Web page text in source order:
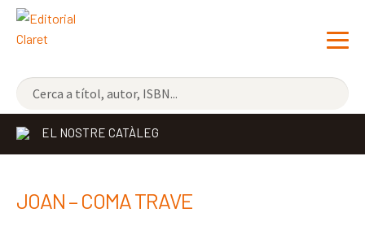
NOVETATS
ELS MÉS VENUTS
EL NOSTRE CATÀLEG
JOAN – COMA TRAVE